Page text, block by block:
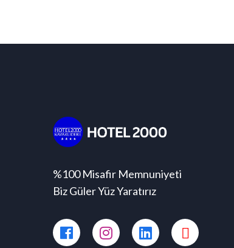
%100 Misafir Memnuniyeti
Biz Güler Yüz Yaratırız